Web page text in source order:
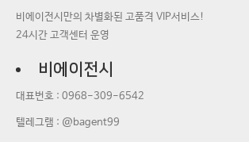
비에이전시만의 차별화된 고품격 VIP서비스!
24시간 고객센터 운영
비에이전시
대표번호 : 0968-309-6542
텔레그램 : @bagent99